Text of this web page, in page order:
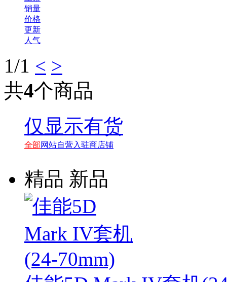
销量
价格
更新
人气
1/1 < >
共4个商品
仅显示有货
全部网站自营入驻商店铺
精品 新品